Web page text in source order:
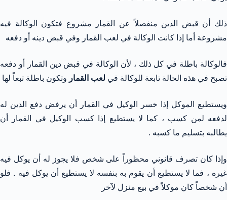
ذلك أن قبض الدين منفصلاً عن القمار مشروع فتكون الوكالة فيه
مشروعة أما إذا كانت الوكالة في لعب القمار وفي قبض دينه أو دفعه
فالوكالة باطلة في كل ذلك ، لأن الوكالة في قبض دين القمار أو دفعه
تصبح في هذه الحالة تابعة للوكالة في لعب القمار وتكون باطلة تبعاً لها
ويستطيع الموكل إذا خسر الوكيل في القمار أن يرفض دفع الدين له
لدفعه لمن كسب ، كما لا يستطيع إذا كسب الوكيل في القمار أن
يطالبه بتسليم ما كسبه .
وإذا كان تصرف قانوني محظوراً على شخص فلا يجوز له أن يوكل فيه
غيره ، فما لا يستطيع أن يقوم به بنفسه لا يستطيع أن يوكل فيه . فلو
أن شخصاً كان موكلاً في بيع منزل لآخر